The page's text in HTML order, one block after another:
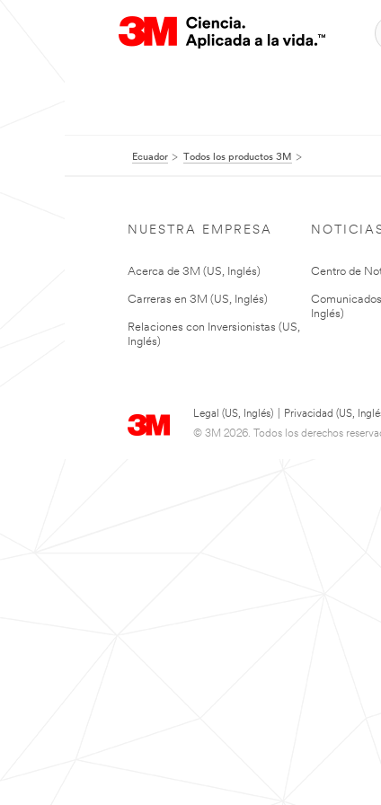
Ecuador Todos los productos 3M
NUESTRA EMPRESA
Acerca de 3M (US, Inglés)
Carreras en 3M (US, Inglés)
Relaciones con Inversionistas (US,
Inglés)
Centro de
Inglés)
Legal (US, Inglés) Privacidad (US,
© 3M 2026. Todos los derechos